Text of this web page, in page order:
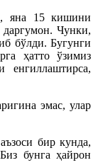
яна 15 кишини
Чунки,
бўлди. Бугунги
ҳатто ўзимиз
енгиллаштирса,
эмас, улар
бир кунда,
бунга ҳайрон